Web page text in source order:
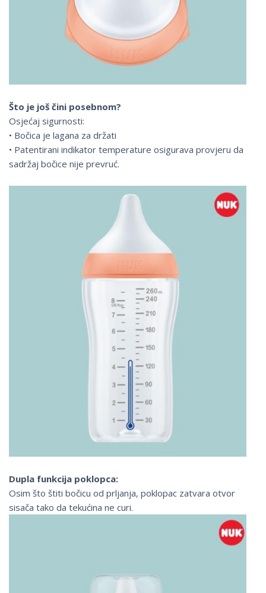
Što je još čini posebnom?
Osjećaj sigurnosti:
• Bočica je lagana za držati
• Patentirani indikator temperature osigurava provjeru da
sadržaj bočice nije prevruć.
Dupla funkcija poklopca:
Osim što štiti bočicu od prljanja, poklopac zatvara otvor
sisača tako da tekućina ne curi.